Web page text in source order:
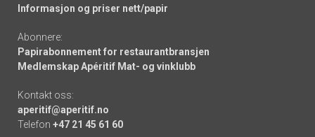
Informasjon og priser nett/papir
Abonnere:
Papirabonnement for restaurantbransjen
Medlemskap Apéritif Mat- og vinklubb
Kontakt oss:
aperitif@aperitif.no
Telefon +47 21 45 61 60